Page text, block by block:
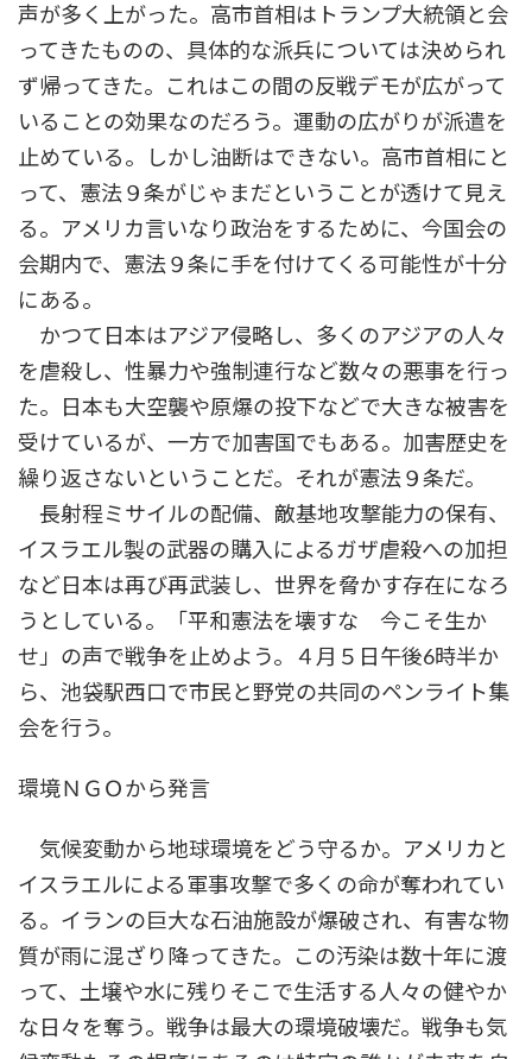
声が多く上がった。高市首相はトランプ大統領と会
ってきたものの、具体的な派兵については決められ
ず帰ってきた。これはこの間の反戦デモが広がって
いることの効果なのだろう。運動の広がりが派遣を
止めている。しかし油断はできない。高市首相にと
って、憲法９条がじゃまだということが透けて見え
る。アメリカ言いなり政治をするために、今国会の
会期内で、憲法９条に手を付けてくる可能性が十分
にある。
かつて日本はアジア侵略し、多くのアジアの人々
を虐殺し、性暴力や強制連行など数々の悪事を行っ
た。日本も大空襲や原爆の投下などで大きな被害を
受けているが、一方で加害国でもある。加害歴史を
繰り返さないということだ。それが憲法９条だ。
長射程ミサイルの配備、敵基地攻撃能力の保有、
イスラエル製の武器の購入によるガザ虐殺への加担
など日本は再び再武装し、世界を脅かす存在になろ
うとしている。「平和憲法を壊すな 今こそ生か
せ」の声で戦争を止めよう。４月５日午後6時半か
ら、池袋駅西口で市民と野党の共同のペンライト集
会を行う。
環境ＮＧＯから発言
気候変動から地球環境をどう守るか。アメリカと
イスラエルによる軍事攻撃で多くの命が奪われてい
る。イランの巨大な石油施設が爆破され、有害な物
質が雨に混ざり降ってきた。この汚染は数十年に渡
って、土壌や水に残りそこで生活する人々の健やか
な日々を奪う。戦争は最大の環境破壊だ。戦争も気